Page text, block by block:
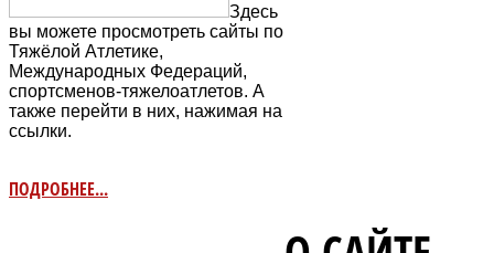
Здесь
вы можете просмотреть сайты по
Тяжёлой Атлетике,
Международных Федераций,
спортсменов-тяжелоатлетов. А
также перейти в них, нажимая на
ссылки.
ПОДРОБНЕЕ...